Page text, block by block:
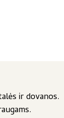
ir dovanos.